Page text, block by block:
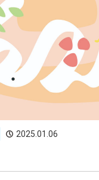
2025.01.06